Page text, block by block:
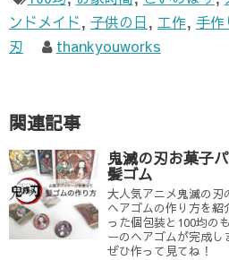
ンドメイド, 子供の日, 工作, 手作
刃
thankyouworks
関連記事
鬼滅の刃お菓子
髪ゴム
大人気アニメ鬼滅の刃
ヘアゴムの作り方を紹
った個包装と100均の
ーのヘアゴムが完成し
ぜひ作って見てね！